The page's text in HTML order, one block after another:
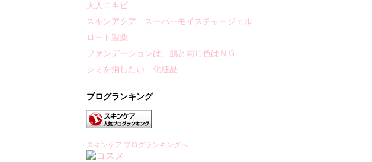
大人ニキビ
スキンアクア スーパーモイスチャージェル
ロート製薬
ファンデーションは、肌と同じ色はＮＧ
シミを消したい 化粧品
ブログランキング
スキンケア ブログランキングへ